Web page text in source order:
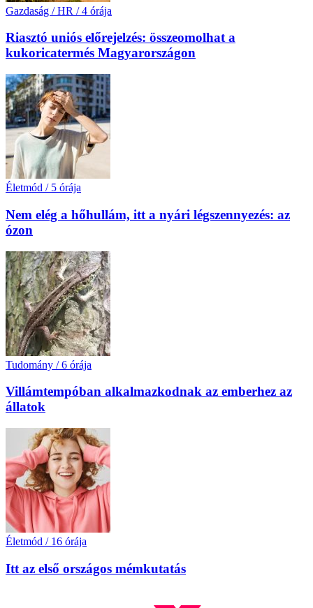
Gazdaság / HR / 4 órája
Riasztó uniós előrejelzés: összeomolhat a
kukoricatermés Magyarországon
Életmód / 5 órája
Nem elég a hőhullám, itt a nyári légszennyezés: az
ózon
Tudomány / 6 órája
Villámtempóban alkalmazkodnak az emberhez az
állatok
Életmód / 16 órája
Itt az első országos mémkutatás